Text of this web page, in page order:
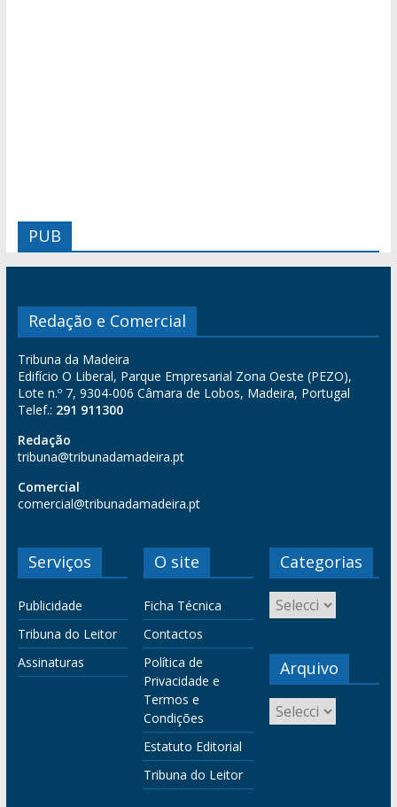
PUB
Redação e Comercial
Tribuna da Madeira
Edifício O Liberal, Parque Empresarial Zona Oeste (PEZO),
Lote n.º 7, 9304-006 Câmara de Lobos, Madeira, Portugal
Telef.: 291 911300
Redação
tribuna@tribunadamadeira.pt
Comercial
comercial@tribunadamadeira.pt
Serviços
Publicidade
Tribuna do Leitor
Assinaturas
O site
Ficha Técnica
Contactos
Política de
Privacidade e
Termos e
Condições
Estatuto Editorial
Tribuna do Leitor
Categorias
Arquivo